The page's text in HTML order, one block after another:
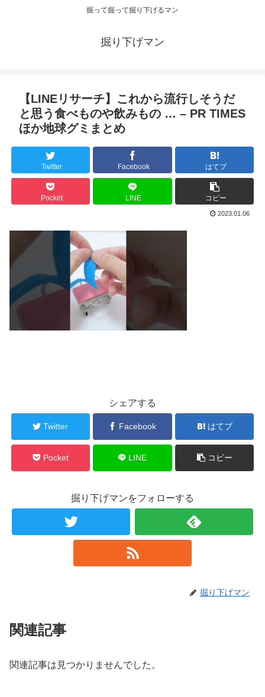
掘って掘って掘り下げるマン
掘り下げマン
【LINEリサーチ】これから流行しそうだ
と思う食べものや飲みもの … – PR TIMES
ほか地球グミまとめ
Twitter Facebook はてブ
Pocket LINE コピー
2023.01.06
シェアする
Twitter Facebook はてブ
Pocket LINE コピー
掘り下げマンをフォローする
掘り下げマン
関連記事
関連記事は見つかりませんでした。